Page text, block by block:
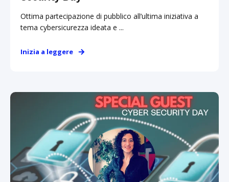
Ottima partecipazione di pubblico all’ultima iniziativa a
tema cybersicurezza ideata e ...
Inizia a leggere